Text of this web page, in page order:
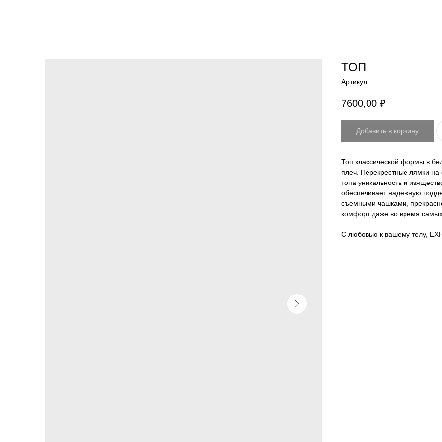
ТОП
Артикул:
7600,00 ₽
Добавить в корзину
Топ классической формы в
плеч. Перекрестные лямки на
топа уникальность и
обеспечивает надежную
съемными чашками,
комфорт даже во время самых
С любовью к вашему телу,